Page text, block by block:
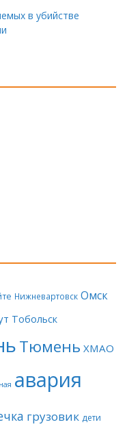
в убийстве
Нижневартовск Омск
Тобольск
Тюмень ХМАО
авария
грузовик дети